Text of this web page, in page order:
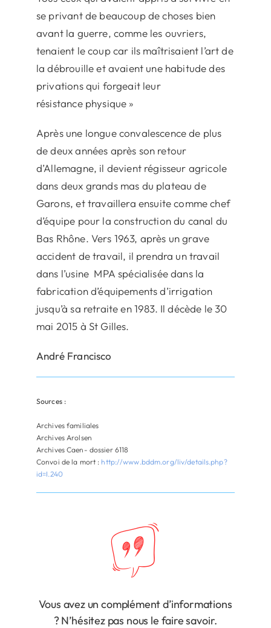
se privant de beaucoup de choses bien
avant la guerre, comme les ouvriers,
tenaient le coup car ils maîtrisaient l’art de
la débrouille et avaient une habitude des
privations qui forgeait leur
résistance physique »
Après une longue convalescence de plus
de deux années après son retour
d’Allemagne, il devient régisseur agricole
dans deux grands mas du plateau de
Garons, et travaillera ensuite comme chef
d’équipe pour la construction du canal du
Bas Rhône. Vers 1963, après un grave
accident de travail, il prendra un travail
dans l’usine MPA spécialisée dans la
fabrication d’équipements d’irrigation
jusqu’à sa retraite en 1983. Il décède le 30
mai 2015 à St Gilles.
André Francisco
Sources :
Archives familiales
Archives Arolsen
Archives Caen- dossier 6118
Convoi de la mort :http://www.bddm.org/liv/details.php?
id=I.240
Vous avez un complément d’informations
? N’hésitez pas nous le faire savoir.